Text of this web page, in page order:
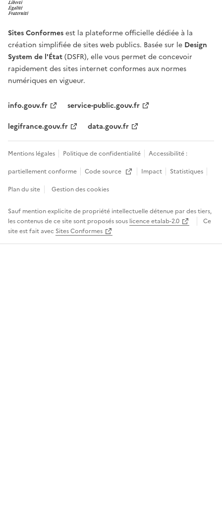
Sites Conformesest la plateforme officielle dédiée à la
création simplifiée de sites web publics. Basée sur le Design
System de l'État(DSFR), elle vous permet de concevoir
rapidement des sites internet conformes aux normes
numériques en vigueur.
info.gouv.fr
service-public.gouv.fr
legifrance.gouv.fr
data.gouv.fr
Mentions légales Politique de confidentialité
Accessibilité :
partiellement conforme
Code source
Ouvre une nouvelle fenêtre
Impact
Statistiques
Plan du site
Gestion des cookies
Sauf mention explicite de propriété intellectuelle détenue par des tiers,
les contenus de ce site sont proposés sous licence etalab-2.0
Ce
site est fait avec Sites Conformes